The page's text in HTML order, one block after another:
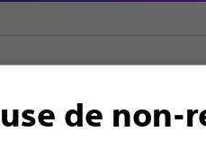
de non-
vasculaires